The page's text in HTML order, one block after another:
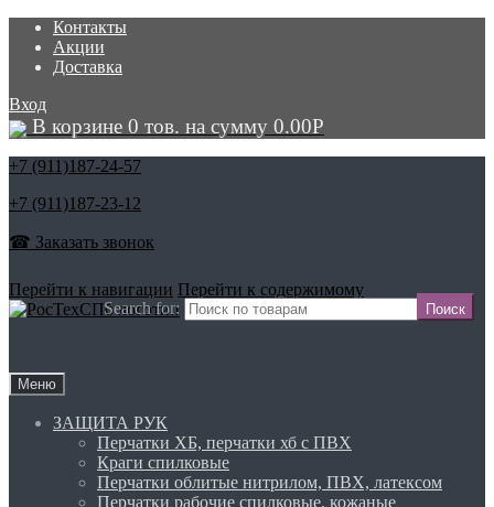
Контакты
Акции
Доставка
Вход
В корзине 0 тов. на сумму 0.00Р
+7 (911)187-24-57
+7 (911)187-23-12
☎ Заказать звонок
Search for:
Перейти к навигации Перейти к содержимому
Меню
ЗАЩИТА РУК
Перчатки ХБ, перчатки хб с ПВХ
Краги спилковые
Перчатки облитые нитрилом, ПВХ, латексом
Перчатки рабочие спилковые, кожаные